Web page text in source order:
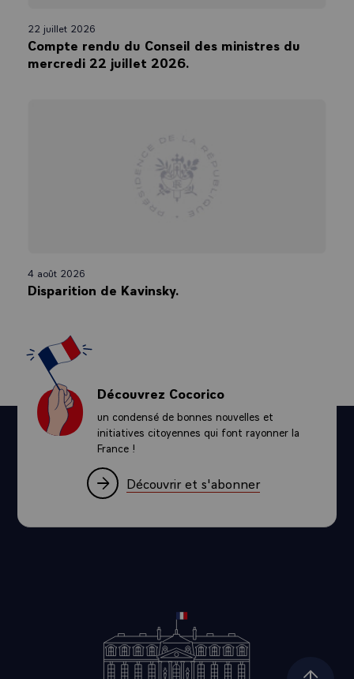
22 juillet 2026
Compte rendu du Conseil des ministres du
mercredi 22 juillet 2026.
4 août 2026
Disparition de Kavinsky.
Découvrez Cocorico
un condensé de bonnes nouvelles et
initiatives citoyennes qui font rayonner la
France !
Découvrir et s'abonner